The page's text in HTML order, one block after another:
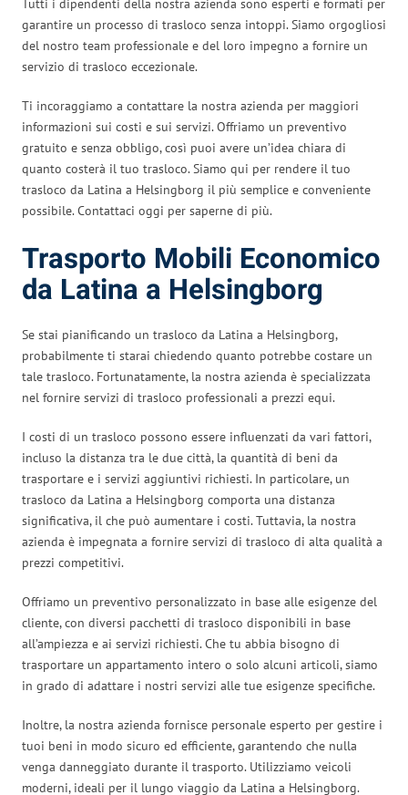
Tutti i dipendenti della nostra azienda sono esperti e formati per
garantire un processo di trasloco senza intoppi. Siamo orgogliosi
del nostro team professionale e del loro impegno a fornire un
servizio di trasloco eccezionale.
Ti incoraggiamo a contattare la nostra azienda per maggiori
informazioni sui costi e sui servizi. Offriamo un preventivo
gratuito e senza obbligo, così puoi avere un’idea chiara di
quanto costerà il tuo trasloco. Siamo qui per rendere il tuo
trasloco da Latina a Helsingborg il più semplice e conveniente
possibile. Contattaci oggi per saperne di più.
Trasporto Mobili Economico
da Latina a Helsingborg
Se stai pianificando un trasloco da Latina a Helsingborg,
probabilmente ti starai chiedendo quanto potrebbe costare un
tale trasloco. Fortunatamente, la nostra azienda è specializzata
nel fornire servizi di trasloco professionali a prezzi equi.
I costi di un trasloco possono essere influenzati da vari fattori,
incluso la distanza tra le due città, la quantità di beni da
trasportare e i servizi aggiuntivi richiesti. In particolare, un
trasloco da Latina a Helsingborg comporta una distanza
significativa, il che può aumentare i costi. Tuttavia, la nostra
azienda è impegnata a fornire servizi di trasloco di alta qualità a
prezzi competitivi.
Offriamo un preventivo personalizzato in base alle esigenze del
cliente, con diversi pacchetti di trasloco disponibili in base
all’ampiezza e ai servizi richiesti. Che tu abbia bisogno di
trasportare un appartamento intero o solo alcuni articoli, siamo
in grado di adattare i nostri servizi alle tue esigenze specifiche.
Inoltre, la nostra azienda fornisce personale esperto per gestire i
tuoi beni in modo sicuro ed efficiente, garantendo che nulla
venga danneggiato durante il trasporto. Utilizziamo veicoli
moderni, ideali per il lungo viaggio da Latina a Helsingborg.